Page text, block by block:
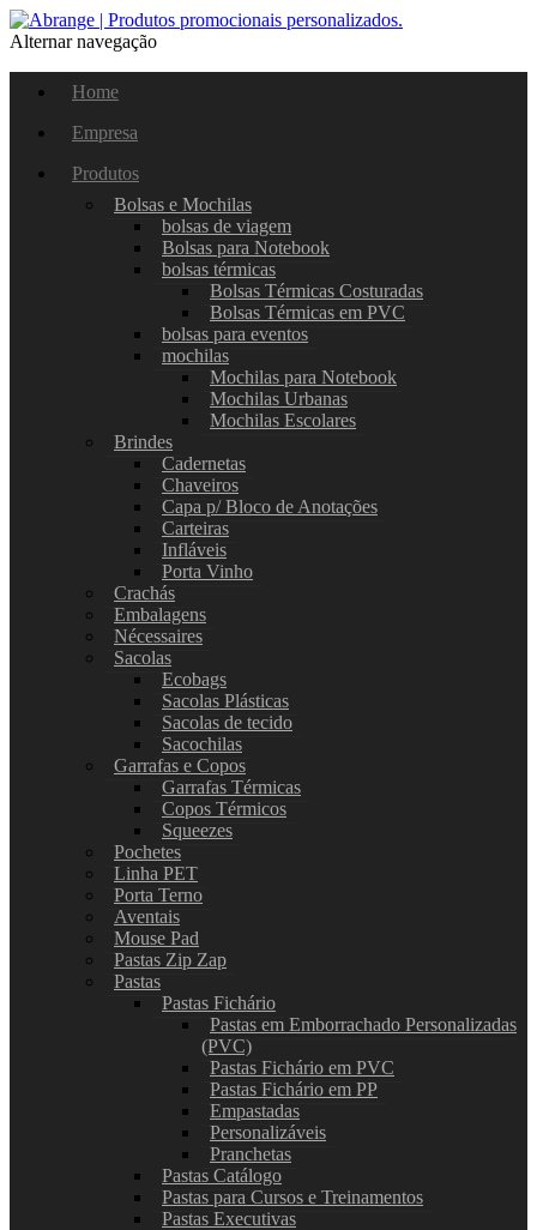
Alternar navegação
Home
Empresa
Produtos
Bolsas e Mochilas
bolsas de viagem
Bolsas para Notebook
bolsas térmicas
Bolsas Térmicas Costuradas
Bolsas Térmicas em PVC
bolsas para eventos
mochilas
Mochilas para Notebook
Mochilas Urbanas
Mochilas Escolares
Brindes
Cadernetas
Chaveiros
Capa p/ Bloco de Anotações
Carteiras
Infláveis
Porta Vinho
Crachás
Embalagens
Nécessaires
Sacolas
Ecobags
Sacolas Plásticas
Sacolas de tecido
Sacochilas
Garrafas e Copos
Garrafas Térmicas
Copos Térmicos
Squeezes
Pochetes
Linha PET
Porta Terno
Aventais
Mouse Pad
Pastas Zip Zap
Pastas
Pastas Fichário
Pastas em Emborrachado Personalizadas
(PVC)
Pastas Fichário em PVC
Pastas Fichário em PP
Empastadas
Personalizáveis
Pranchetas
Pastas Catálogo
Pastas para Cursos e Treinamentos
Pastas Executivas